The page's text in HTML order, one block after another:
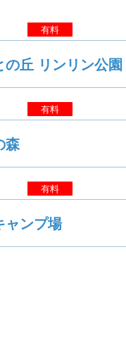
丘 リンリン公園
森
ャンプ場